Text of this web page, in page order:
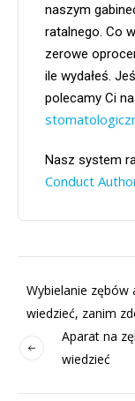
naszym
ratalnego. Co
zerowe
ile wydałeś.
polecamy Ci
Nasz system
Conduct
Wybielanie zębów
wiedzieć, zanim
Aparat na
wiedzieć